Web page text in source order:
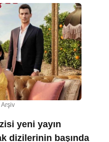
Arşiv
yeni yayın
dizilerinin başında